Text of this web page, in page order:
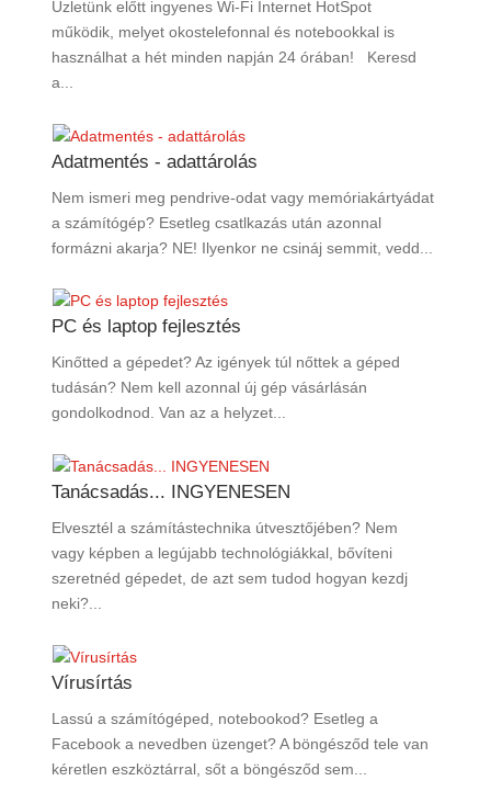
Üzletünk előtt ingyenes Wi-Fi Internet HotSpot
működik, melyet okostelefonnal és notebookkal is
használhat a hét minden napján 24 órában! Keresd
a...
Adatmentés - adattárolás
Nem ismeri meg pendrive-odat vagy memóriakártyádat
a számítógép? Esetleg csatlkazás után azonnal
formázni akarja? NE! Ilyenkor ne csináj semmit, vedd...
PC és laptop fejlesztés
Kinőtted a gépedet? Az igények túl nőttek a géped
tudásán? Nem kell azonnal új gép vásárlásán
gondolkodnod. Van az a helyzet...
Tanácsadás... INGYENESEN
Elvesztél a számítástechnika útvesztőjében? Nem
vagy képben a legújabb technológiákkal, bővíteni
szeretnéd gépedet, de azt sem tudod hogyan kezdj
neki?...
Vírusírtás
Lassú a számítógéped, notebookod? Esetleg a
Facebook a nevedben üzenget? A böngésződ tele van
kéretlen eszköztárral, sőt a böngésződ sem...